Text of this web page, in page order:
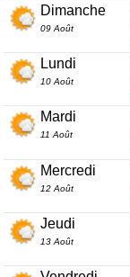
Dimanche
09 Août
Lundi
10 Août
Mardi
11 Août
Mercredi
12 Août
Jeudi
13 Août